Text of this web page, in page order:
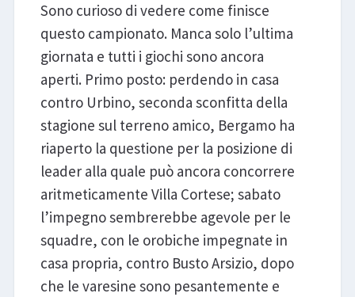
Sono curioso di vedere come finisce
questo campionato. Manca solo l’ultima
giornata e tutti i giochi sono ancora
aperti. Primo posto: perdendo in casa
contro Urbino, seconda sconfitta della
stagione sul terreno amico, Bergamo ha
riaperto la questione per la posizione di
leader alla quale può ancora concorrere
aritmeticamente Villa Cortese; sabato
l’impegno sembrerebbe agevole per le
squadre, con le orobiche impegnate in
casa propria, contro Busto Arsizio, dopo
che le varesine sono pesantemente e